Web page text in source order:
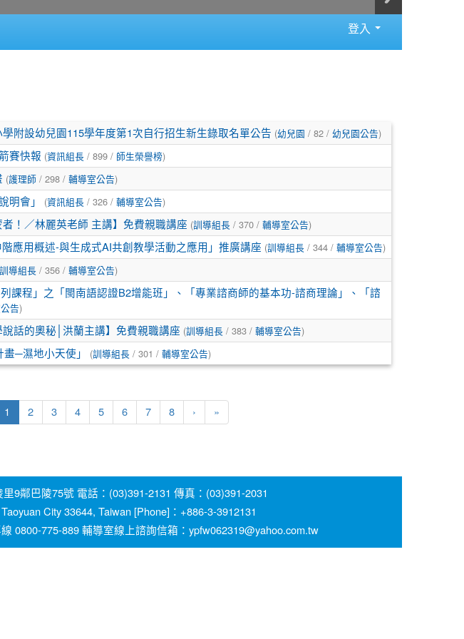
登入
附設幼兒園115學年度第1次自行招生新生錄取名單公告 (幼兒園 / 82 / 幼兒園公告)
賽快報 (資訊組長/ 899 / 師生榮譽榜)
(護理師/ 298 / 輔導室公告)
明會」 (資訊組長/ 326 / 輔導室公告)
者！／林麗英老師 主講】免費親職講座 (訓導組長/ 370 / 輔導室公告)
階應用概述-與生成式AI共創教學活動之應用」推廣講座 (訓導組長/ 344 / 輔導室公告)
導組長/ 356 / 輔導室公告)
課程」之「閩南語認證B2增能班」、「專業諮商師的基本功-諮商理論」、「諮
告)
說話的奧秘│洪蘭主講】免費親職講座 (訓導組長/ 383 / 輔導室公告)
畫─濕地小天使」 (訓導組長/ 301 / 輔導室公告)
1 (current)
2 3 4 5 6 7 8 › »
9鄰巴陵75號 電話：(03)391-2131 傳真：(03)391-2031
City 33644, Taiwan [Phone]：+886-3-3912131
0800-775-889 輔導室線上諮詢信箱：ypfw062319@yahoo.com.tw